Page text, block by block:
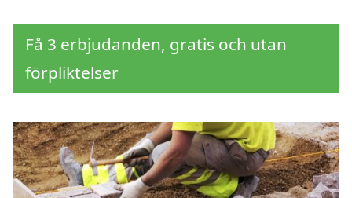
Få 3 erbjudanden, gratis och utan
förpliktelser